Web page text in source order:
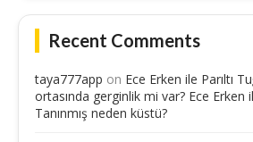
Recent Comments
taya777app on Ece Erken ile Parıltı
ortasında gerginlik mi var? Ece Erken
Tanınmış neden küstü?